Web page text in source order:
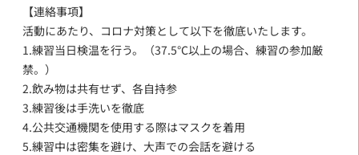
【連絡事項】
活動にあたり、コロナ対策として以下を徹底いたします。
1.練習当日検温を行う。（37.5℃以上の場合、練習の参加厳
禁。）
2.飲み物は共有せず、各自持参
3.練習後は手洗いを徹底
4.公共交通機関を使用する際はマスクを着用
5.練習中は密集を避け、大声での会話を避ける